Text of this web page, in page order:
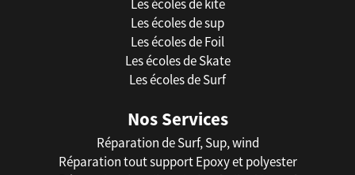
Les écoles de kite
Les écoles de sup
Les écoles de Foil
Les écoles de Skate
Les écoles de Surf
Nos Services
Réparation de Surf, Sup, wind
Réparation tout support Epoxy et polyester